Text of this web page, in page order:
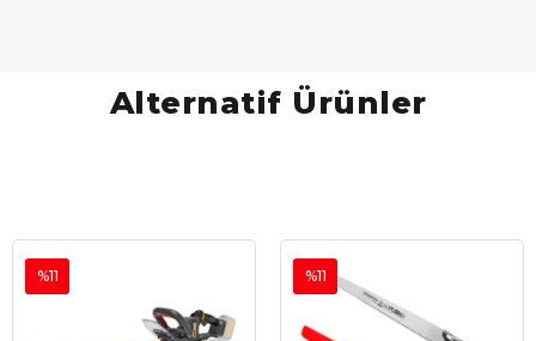
Alternatif Ürünler
%11 %11